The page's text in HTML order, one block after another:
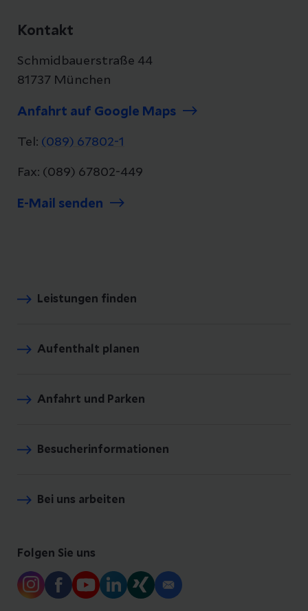
Kontakt
Schmidbauerstraße 44
81737 München
Anfahrt auf Google Maps
Tel: (089) 67802-1
Fax: (089) 67802-449
E-Mail senden
Leistungen finden
Aufenthalt planen
Anfahrt und Parken
Besucherinformationen
Bei uns arbeiten
Folgen Sie uns